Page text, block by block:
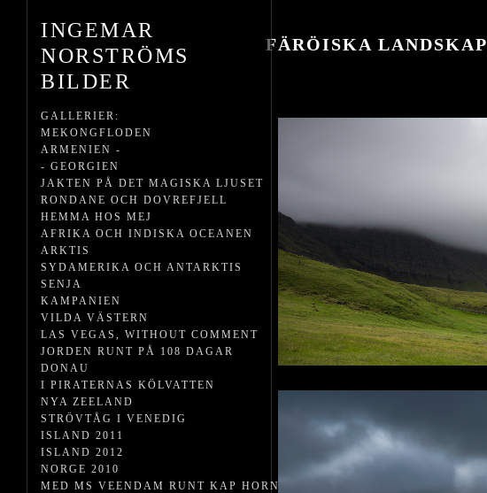
INGEMAR
NORSTRÖMS
BILDER
GALLERIER:
MEKONGFLODEN
ARMENIEN -
- GEORGIEN
JAKTEN PÅ DET MAGISKA LJUSET
RONDANE OCH DOVREFJELL
HEMMA HOS MEJ
AFRIKA OCH INDISKA OCEANEN
ARKTIS
SYDAMERIKA OCH ANTARKTIS
SENJA
KAMPANIEN
VILDA VÄSTERN
LAS VEGAS, WITHOUT COMMENT
JORDEN RUNT PÅ 108 DAGAR
DONAU
I PIRATERNAS KÖLVATTEN
NYA ZEELAND
STRÖVTÅG I VENEDIG
ISLAND 2011
ISLAND 2012
NORGE 2010
MED MS VEENDAM RUNT KAP HORN
FÄRÖISKA LANDSKAP